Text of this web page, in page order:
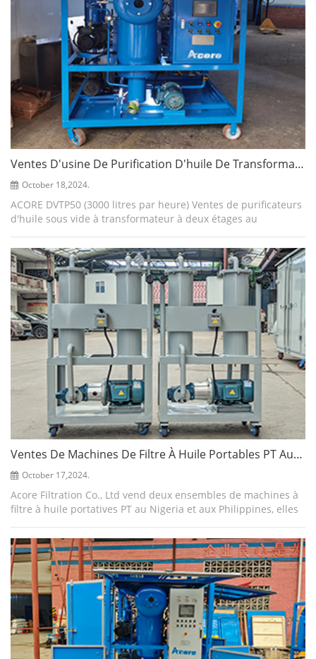
Ventes D'usine De Purification D'huile De Transformateur Sous Vide DVTP50 (3000LPH) Au Mozambique, En Afrique
October 18,2024.
ACORE DVTP50 (3000 litres par heure) Ventes de purificateurs
d'huile sous vide à transformateur à deux étages au
deux étages, qui sépare l'eau ...
Ventes De Machines De Filtre À Huile Portables PT Aux Philippines Et Au Nigéria
October 17,2024.
Acore Filtration Co., Ltd vend deux ensembles de machines à
filtre à huile portatives PT au Nigeria et aux Philippines, elles
transporter. Les ch...